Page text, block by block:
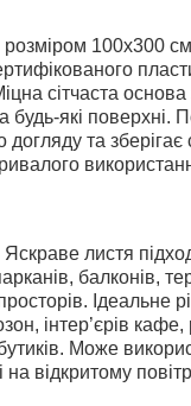
100х300
сітчаста
будь-які поверхні.
та зберігає
листя
балконів,
Ідеальне
інтер’єрів кафе,
бутиків. Може
відкритому